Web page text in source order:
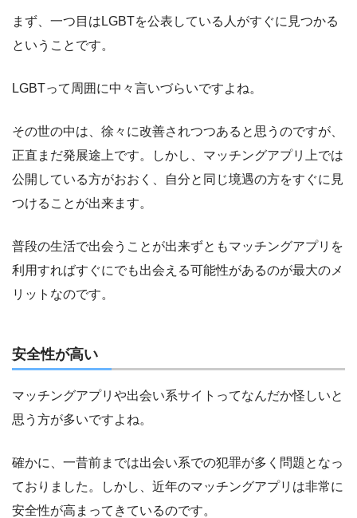
まず、一つ目はLGBTを公表している人がすぐに見つかる
ということです。
LGBTって周囲に中々言いづらいですよね。
その世の中は、徐々に改善されつつあると思うのですが、
正直まだ発展途上です。しかし、マッチングアプリ上では
公開している方がおおく、自分と同じ境遇の方をすぐに見
つけることが出来ます。
普段の生活で出会うことが出来ずともマッチングアプリを
利用すればすぐにでも出会える可能性があるのが最大のメ
リットなのです。
安全性が高い
マッチングアプリや出会い系サイトってなんだか怪しいと
思う方が多いですよね。
確かに、一昔前までは出会い系での犯罪が多く問題となっ
ておりました。しかし、近年のマッチングアプリは非常に
安全性が高まってきているのです。